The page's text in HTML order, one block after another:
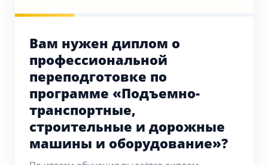
Вам нужен диплом о
профессиональной
переподготовке по
программе «Подъемно-
транспортные,
строительные и дорожные
машины и оборудование»?